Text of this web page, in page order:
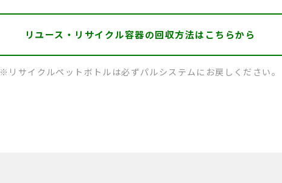
リユース・リサイクル容器の回収方法はこちらから
※リサイクルペットボトルは必ずパルシステムにお戻しください。